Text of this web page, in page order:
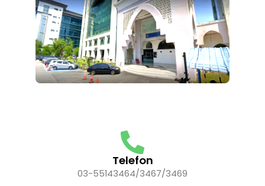
Telefon
03-55143464/3467/3469